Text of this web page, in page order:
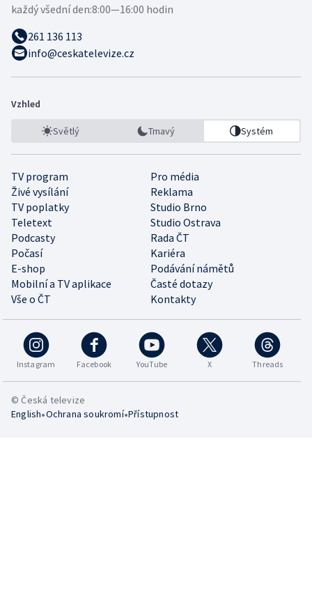
každý všední den:8:00—16:00 hodin
261 136 113
info@ceskatelevize.cz
Vzhled
Světlý Tmavý Systém
TV program
Pro média
Živé vysílání
Reklama
TV poplatky
Studio Brno
Teletext
Studio Ostrava
Podcasty
Rada ČT
Počasí
Kariéra
E-shop
Podávání námětů
Mobilní a TV aplikace
Časté dotazy
Vše o ČT
Kontakty
Instagram Facebook YouTube X Threads
© Česká televize
English•Ochrana soukromí•Přístupnost